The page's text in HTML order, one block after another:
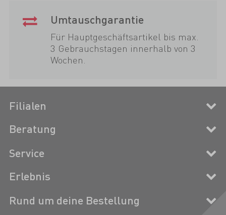
Umtauschgarantie
Für Hauptgeschäftsartikel bis max.
3 Gebrauchstagen innerhalb von 3
Wochen.
Filialen
Beratung
Service
Erlebnis
Rund um deine Bestellung